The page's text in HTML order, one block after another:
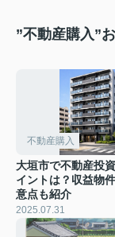
”不動産購入”
不動産購入
大垣市で不動産投
イントは？収益物
意点も紹介
2025.07.31